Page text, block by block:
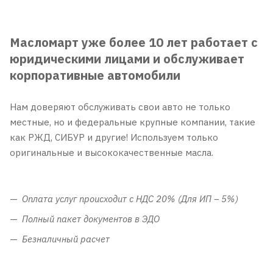
Масломарт уже более 10 лет работает с
юридическими лицами и обслуживает
корпоративные автомобили
Нам доверяют обслуживать свои авто не только
местные, но и федеральные крупные компании, такие
как РЖД, СИБУР и другие! Используем только
оригинальные и высококачественные масла.
Оплата услуг происходит с НДС 20% (Для ИП – 5%)
Полный пакет документов в ЭДО
Безналичный расчет